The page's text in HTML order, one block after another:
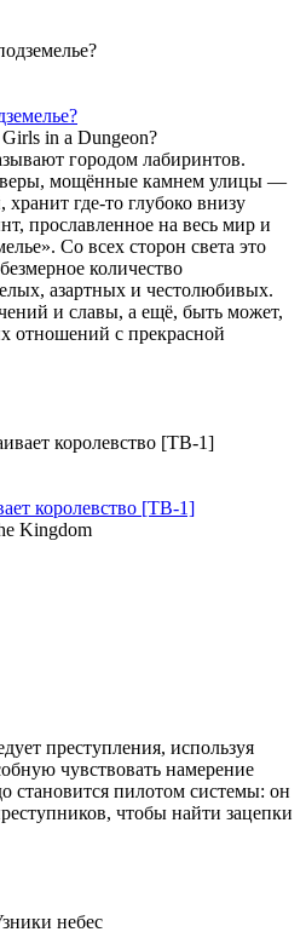
in a Dungeon?
городом лабиринтов.
мощённые камнем улицы —
хранит где-то глубоко внизу
прославленное на весь мир и
Со всех сторон света это
количество
азартных и честолюбивых.
и славы, а ещё, быть может,
отношений с прекрасной
королевство [ТВ-1]
Kingdom
преступления, используя
чувствовать намерение
становится пилотом системы: он
чтобы найти зацепки